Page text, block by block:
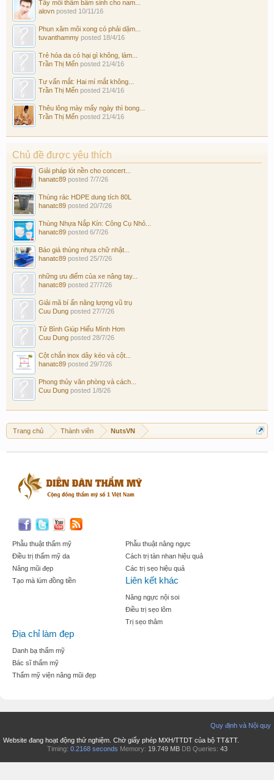
Tẩy môi thâm bẩm sinh cho nam...
alovn posted 10/11/16
Phun xăm môi xong có phải dặm...
tuvanthammy posted 18/4/16
Trẻ hóa da có hại gì không, làm...
Trần Thị Mến posted 21/4/16
Tư vấn mắt: Hai mí mắt không...
Trần Thị Mến posted 21/4/16
Thêu lông mày mấy ngày thì bong...
Trần Thị Mến posted 21/4/16
Chủ đề được yêu thích
Giải pháp lót nền cho concert...
hanatc89 posted 7/7/26
Thùng rác HDPE dung tích 80L
hanatc89 posted 20/7/26
Thùng Nhựa Nắp Kín: Công Cụ Nhỏ...
hanatc89 posted 6/7/26
Báo giá thùng nhựa chữ nhật...
hanatc89 posted 25/7/26
những ưu điểm của xe nâng tay...
hanatc89 posted 27/7/26
Giải mã bí ẩn năng lượng vũ trụ
Cuu Dung posted 27/7/26
Tử Bình Giúp Hiểu Mình Hơn
Cuu Dung posted 28/7/26
Cột chắn inox dây kéo và cột...
hanatc89 posted 29/7/26
Phong thủy văn phòng và cách...
Cuu Dung posted 1/8/26
Trang chủ Thành viên NutsVN
Phẫu thuật thẩm mỹ
Điều trị thẩm mỹ da
Nâng mũi đẹp
Tạo mà lúm đồng tiền
Phẫu thuật nâng ngực
Cách trị tàn nhan hiệu quả
Các trị sẹo hiệu quả
Liên kết khác
Nâng ngực nội soi
Điều trị sẹo lõm
Trị sẹo thâm
Địa chỉ làm đẹp
Danh bạ thẩm mỹ
Bác sĩ thẩm mỹ
Thẩm mỹ viện nâng mũi đẹp
Quy định và Nội quy
Website đang hoạt động thử nghiệm. Chờ giấy phép MXH/TTDT của bộ TT&TT.
Timing: 0.2168 seconds Memory: 19.749 MB DB Queries: 43